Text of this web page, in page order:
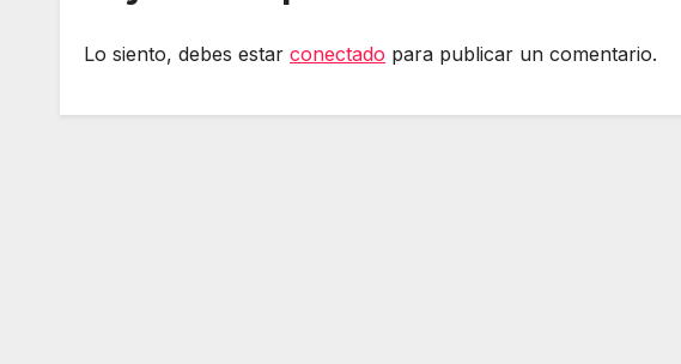
Lo siento, debes estar conectado para publicar un comentario.